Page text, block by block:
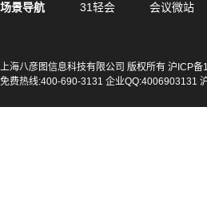
场景导航 31轻会 会议微站
上海八彦图信息科技有限公司 版权所有 沪ICP备
免费热线:400-690-3131 企业QQ:4006903131